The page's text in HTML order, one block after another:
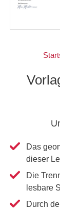
Das
dieser
Die
lesbare
Durch